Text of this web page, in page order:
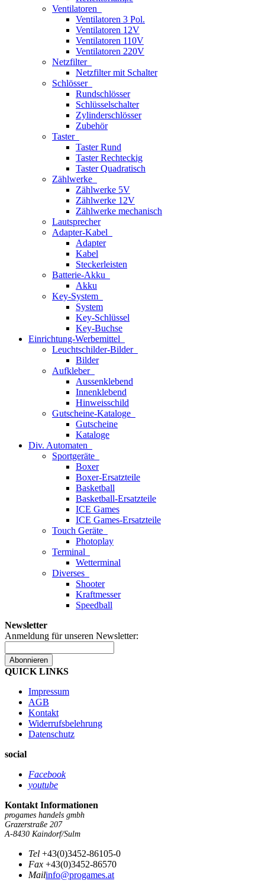
Ventilatoren
Ventilatoren 3 Pol.
Ventilatoren 12V
Ventilatoren 110V
Ventilatoren 220V
Netzfilter
Netzfilter mit Schalter
Schlösser
Rundschlösser
Schlüsselschalter
Zylinderschlösser
Zubehör
Taster
Taster Rund
Taster Rechteckig
Taster Quadratisch
Zählwerke
Zählwerke 5V
Zählwerke 12V
Zählwerke mechanisch
Lautsprecher
Adapter-Kabel
Adapter
Kabel
Steckerleisten
Batterie-Akku
Akku
Key-System
System
Key-Schlüssel
Key-Buchse
Einrichtung-Werbemittel
Leuchtschilder-Bilder
Bilder
Aufkleber
Aussenklebend
Innenklebend
Hinweisschild
Gutscheine-Kataloge
Gutscheine
Kataloge
Div. Automaten
Sportgeräte
Boxer
Boxer-Ersatzteile
Basketball
Basketball-Ersatzteile
ICE Games
ICE Games-Ersatzteile
Touch Geräte
Photoplay
Terminal
Wetterminal
Diverses
Shooter
Kraftmesser
Speedball
Newsletter
Anmeldung für unseren Newsletter:
Abonnieren
QUICK LINKS
Impressum
AGB
Kontakt
Widerrufsbelehrung
Datenschutz
social
Facebook
youtube
Kontakt Informationen
progames handels gmbh
Grazerstraße 207
A-8430 Kaindorf/Sulm
Tel +43(0)3452-86105-0
Fax +43(0)3452-86570
Mailinfo@progames.at